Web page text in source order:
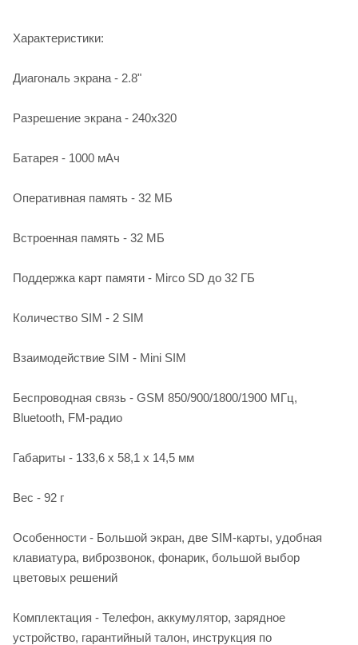
Характеристики:
Диагональ экрана - 2.8"
Разрешение экрана - 240х320
Батарея - 1000 мАч
Оперативная память - 32 MБ
Встроенная память - 32 MБ
Поддержка карт памяти - Mirco SD до 32 ГБ
Количество SIM - 2 SIM
Взаимодействие SIM - Mini SIM
Беспроводная связь - GSM 850/900/1800/1900 МГц,
Bluetooth, FM-радио
Габариты - 133,6 х 58,1 х 14,5 мм
Вес - 92 г
Особенности - Большой экран, две SIM-карты, удобная
клавиатура, виброзвонок, фонарик, большой выбор
цветовых решений
Комплектация - Телефон, аккумулятор, зарядное
устройство, гарантийный талон, инструкция по